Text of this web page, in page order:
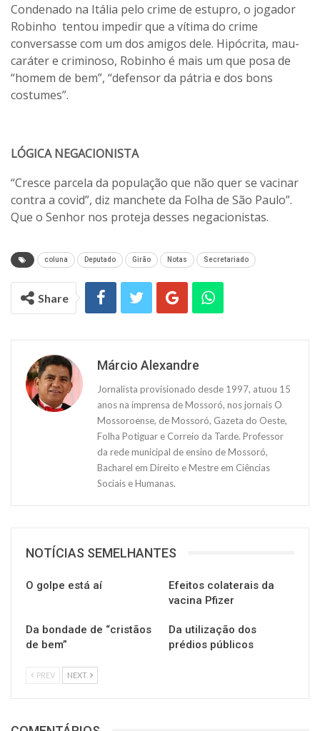
Condenado na Itália pelo crime de estupro, o jogador
Robinho tentou impedir que a vítima do crime
conversasse com um dos amigos dele. Hipócrita, mau-
caráter e criminoso, Robinho é mais um que posa de
“homem de bem”, “defensor da pátria e dos bons
costumes”.
LÓGICA NEGACIONISTA
“Cresce parcela da população que não quer se vacinar
contra a covid”, diz manchete da Folha de São Paulo”.
Que o Senhor nos proteja desses negacionistas.
coluna Deputado Girão Notas Secretariado
Share
Márcio Alexandre
Jornalista provisionado desde 1997, atuou 15
anos na imprensa de Mossoró, nos jornais O
Mossoroense, de Mossoró, Gazeta do Oeste,
Folha Potiguar e Correio da Tarde. Professor
da rede municipal de ensino de Mossoró,
Bacharel em Direito e Mestre em Ciências
Sociais e Humanas.
NOTÍCIAS SEMELHANTES
O golpe está aí
Efeitos colaterais da
vacina Pfizer
Da bondade de “cristãos
de bem”
Da utilização dos
prédios públicos
PREV NEXT